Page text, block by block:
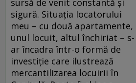
sigură. Situația locatorului
meu – cu două apartamente,
unul locuit, altul închiriat – s-
ar încadra într-o formă de
investiție care ilustrează
mercantilizarea locuirii în